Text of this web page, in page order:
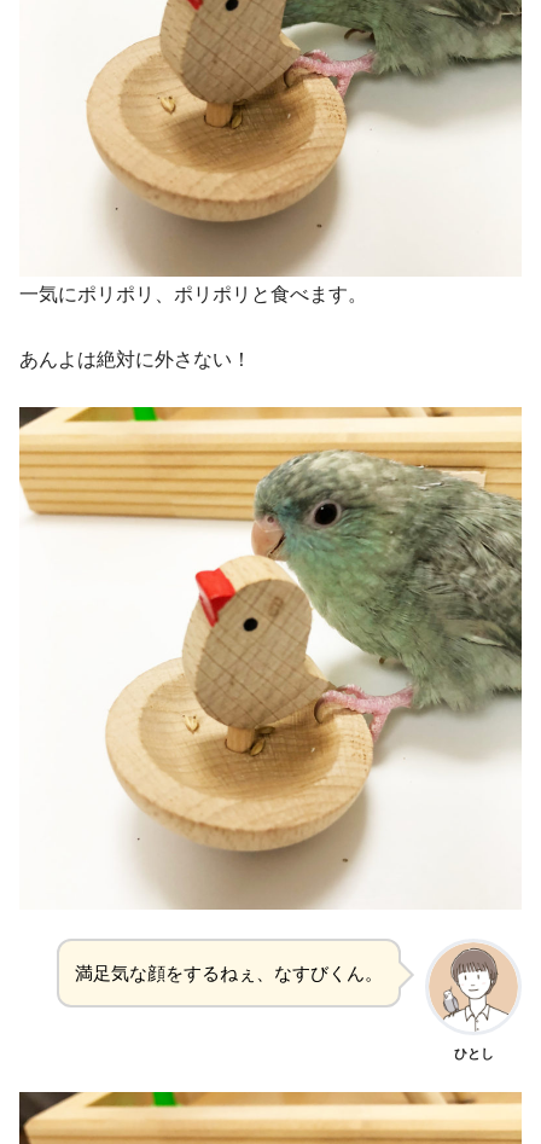
一気にポリポリ、ポリポリと食べます。
あんよは絶対に外さない！
満足気な顔をするねぇ、なすびくん。
ひとし